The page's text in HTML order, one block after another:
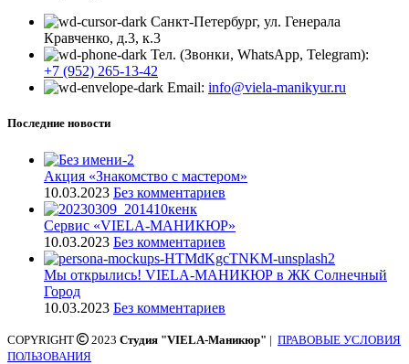
Санкт-Петербург, ул. Генерала
Кравченко, д.3, к.3
Тел. (Звонки, WhatsApp, Telegram):
+7 (952) 265-13-42
Email: info@viela-manikyur.ru
Последние новости
Акция «Знакомство с мастером»
10.03.2023 Без комментариев
Cервис «VIELA-МАНИКЮР»
10.03.2023 Без комментариев
Мы открылись! VIELA-МАНИКЮР в ЖК Солнечный
Город
10.03.2023 Без комментариев
COPYRIGHT 2023 Студия "VIELA-Маникюр" | ПРАВОВЫЕ УСЛОВИЯ
ПОЛЬЗОВАНИЯ